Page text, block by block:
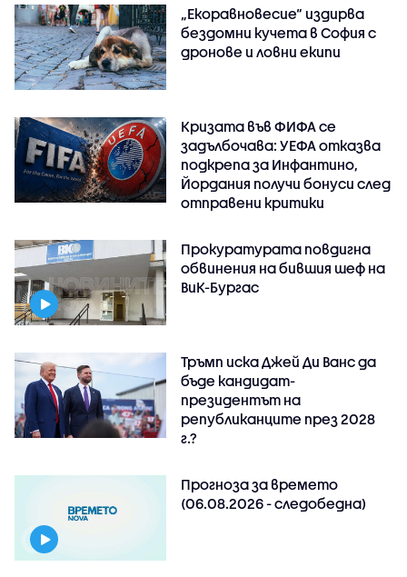
„Екоравновесие“ издирва
бездомни кучета в София с
дронове и ловни екипи
Кризата във ФИФА се
задълбочава: УЕФА отказва
подкрепа за Инфантино,
Йордания получи бонуси след
отправени критики
Прокуратурата повдигна
обвинения на бившия шеф на
ВиК-Бургас
Тръмп иска Джей Ди Ванс да
бъде кандидат-
президентът на
републиканците през 2028
г.?
Прогноза за времето
(06.08.2026 - следобедна)